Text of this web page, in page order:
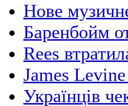
Нове
Баренбойм
Rees
James Levine
Українців